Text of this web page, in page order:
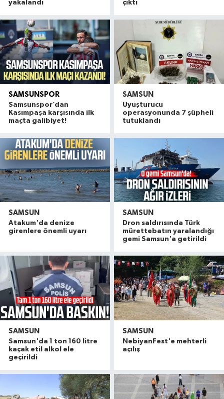
yakalandı çıktı
SAMSUNSPOR
Samsunspor’dan
Kasımpaşa karşısında ilk
maçta galibiyet!
SAMSUN
Uyuşturucu
operasyonunda 7 şüpheli
tutuklandı
SAMSUN
Atakum'da denize
girenlere önemli uyarı
SAMSUN
Dron saldırısında Türk
mürettebatın yaralandığı
gemi Samsun'a getirildi
SAMSUN
Samsun'da 1 ton 160 litre
kaçak etil alkol ele
geçirildi
SAMSUN
NebiyanFest'e mehterli
açılış